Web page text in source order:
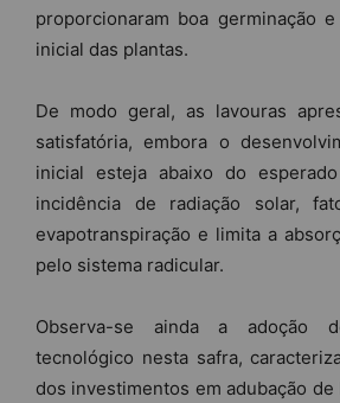
proporcionaram boa germinação
inicial das plantas.
De modo geral, as lavouras
satisfatória, embora o
inicial esteja abaixo do
incidência de radiação solar,
evapotranspiração e limita a
pelo sistema radicular.
Observa-se ainda a adoção
tecnológico nesta safra,
dos investimentos em adubação